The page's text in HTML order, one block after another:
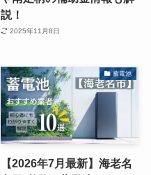
説！
2025年11月8日
蓄電池
【2026年7月最新】海老名